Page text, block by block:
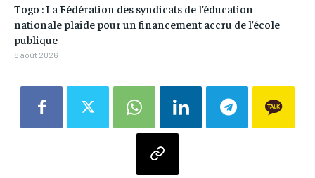
Togo : La Fédération des syndicats de l’éducation
nationale plaide pour un financement accru de l’école
publique
8 août 2026